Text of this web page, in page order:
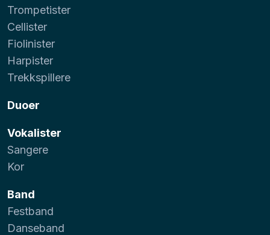
Trompetister
Cellister
Fiolinister
Harpister
Trekkspillere
Duoer
Vokalister
Sangere
Kor
Band
Festband
Danseband